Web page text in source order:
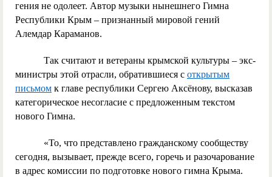
гения не одолеет. Автор музыки нынешнего Гимна
Республики Крым – признанный мировой гений
Алемдар Караманов.
Так считают и ветераны крымской культуры – экс-
министры этой отрасли, обратившиеся с открытым
письмом к главе республики Сергею Аксёнову, высказав
категорическое несогласие с предложенным текстом
нового Гимна.
«То, что представлено гражданскому сообществу
сегодня, вызывает, прежде всего, горечь и разочарование
в адрес комиссии по подготовке нового гимна Крыма.